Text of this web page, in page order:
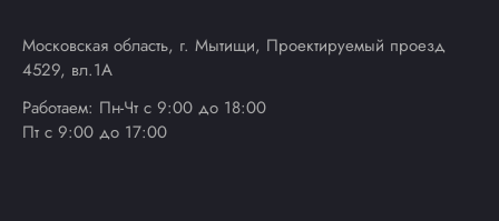
Московская область, г. Мытищи, Проектируемый проезд
4529, вл.1А
Работаем: Пн-Чт с 9:00 до 18:00
Пт с 9:00 до 17:00